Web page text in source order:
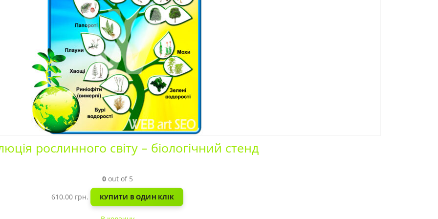
рослинного світу – біологічний стенд
0out of 5
610.00 грн. КУПИТИ В ОДИН КЛІК